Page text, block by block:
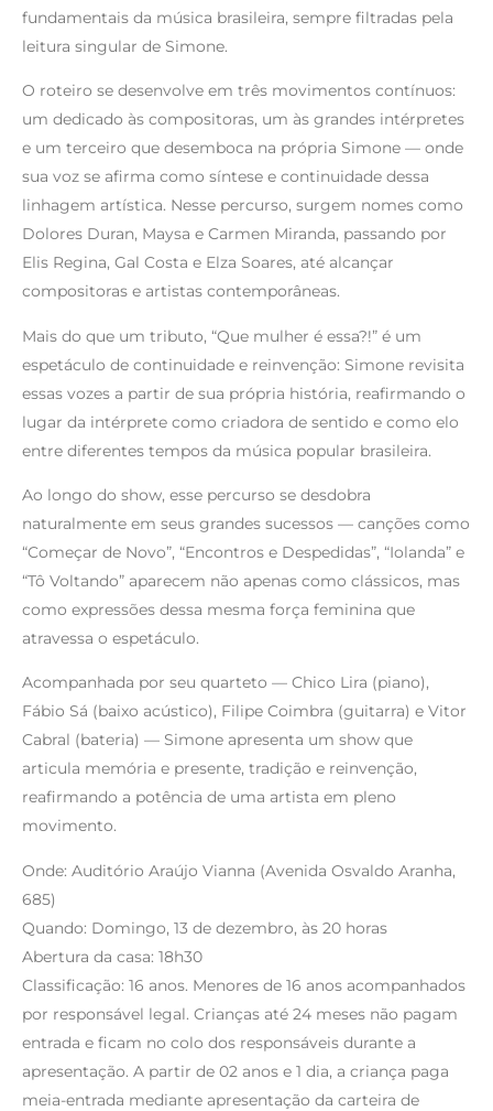
fundamentais da música brasileira, sempre filtradas pela
leitura singular de Simone.
O roteiro se desenvolve em três movimentos contínuos:
um dedicado às compositoras, um às grandes intérpretes
e um terceiro que desemboca na própria Simone — onde
sua voz se afirma como síntese e continuidade dessa
linhagem artística. Nesse percurso, surgem nomes como
Dolores Duran, Maysa e Carmen Miranda, passando por
Elis Regina, Gal Costa e Elza Soares, até alcançar
compositoras e artistas contemporâneas.
Mais do que um tributo, “Que mulher é essa?!” é um
espetáculo de continuidade e reinvenção: Simone revisita
essas vozes a partir de sua própria história, reafirmando o
lugar da intérprete como criadora de sentido e como elo
entre diferentes tempos da música popular brasileira.
Ao longo do show, esse percurso se desdobra
naturalmente em seus grandes sucessos — canções como
“Começar de Novo”, “Encontros e Despedidas”, “Iolanda” e
“Tô Voltando” aparecem não apenas como clássicos, mas
como expressões dessa mesma força feminina que
atravessa o espetáculo.
Acompanhada por seu quarteto — Chico Lira (piano),
Fábio Sá (baixo acústico), Filipe Coimbra (guitarra) e Vitor
Cabral (bateria) — Simone apresenta um show que
articula memória e presente, tradição e reinvenção,
reafirmando a potência de uma artista em pleno
movimento.
Onde: Auditório Araújo Vianna (Avenida Osvaldo Aranha,
685)
Quando: Domingo, 13 de dezembro, às 20 horas
Abertura da casa: 18h30
Classificação: 16 anos. Menores de 16 anos acompanhados
por responsável legal. Crianças até 24 meses não pagam
entrada e ficam no colo dos responsáveis durante a
apresentação. A partir de 02 anos e 1 dia, a criança paga
meia-entrada mediante apresentação da carteira de